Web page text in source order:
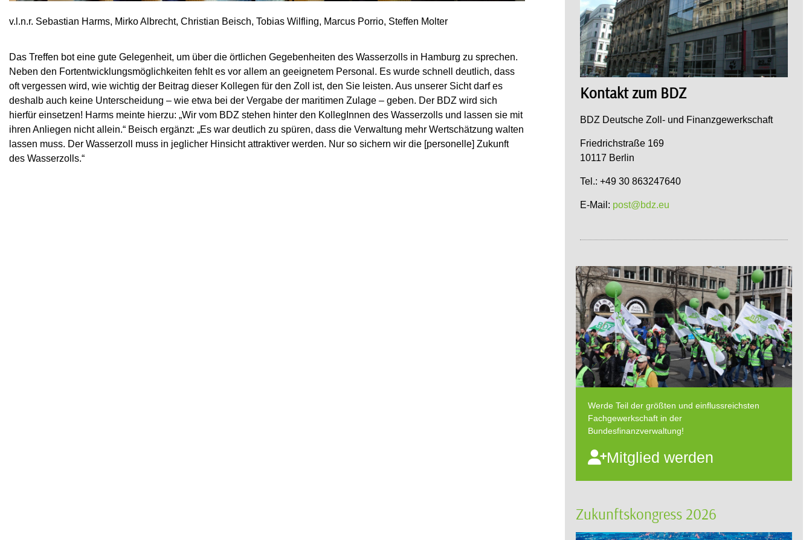
v.l.n.r. Sebastian Harms, Mirko Albrecht, Christian Beisch, Tobias Wilfling, Marcus Porrio, Steffen Molter
Das Treffen bot eine gute Gelegenheit, um über die örtlichen Gegebenheiten des Wasserzolls in Hamburg zu sprechen.
Neben den Fortentwicklungsmöglichkeiten fehlt es vor allem an geeignetem Personal. Es wurde schnell deutlich, dass
oft vergessen wird, wie wichtig der Beitrag dieser Kollegen für den Zoll ist, den Sie leisten. Aus unserer Sicht darf es
deshalb auch keine Unterscheidung – wie etwa bei der Vergabe der maritimen Zulage – geben. Der BDZ wird sich
hierfür einsetzen! Harms meinte hierzu: „Wir vom BDZ stehen hinter den KollegInnen des Wasserzolls und lassen sie mit
ihren Anliegen nicht allein.“ Beisch ergänzt: „Es war deutlich zu spüren, dass die Verwaltung mehr Wertschätzung walten
lassen muss. Der Wasserzoll muss in jeglicher Hinsicht attraktiver werden. Nur so sichern wir die [personelle] Zukunft
des Wasserzolls.“
Kontakt zum BDZ
BDZ Deutsche Zoll- und Finanzgewerkschaft
Friedrichstraße 169
10117 Berlin
Tel.: +49 30 863247640
E-Mail: post@bdz.eu
Werde Teil der größten und einflussreichsten
Fachgewerkschaft in der
Bundesfinanzverwaltung!
Mitglied werden
Zukunftskongress 2026